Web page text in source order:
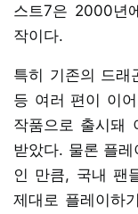
스트7은 2000년
작이다.
특히 기존의 드래
등 여러 편이 이
작품으로 출시돼
받았다. 물론 플
인 만큼, 국내 팬
제대로 플레이하